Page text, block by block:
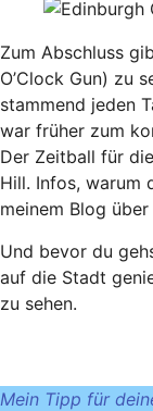
Zum Abschluss
O’Clock Gun) zu
stammend jeden
war früher zum
Der Zeitball für
Hill. Infos, warum
meinem Blog über
Und bevor du
auf die Stadt
zu sehen.
Mein Tipp für